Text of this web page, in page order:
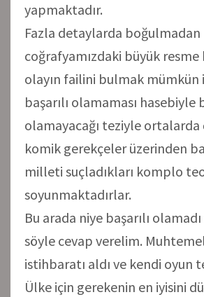
yapmaktadır.
Fazla detaylarda boğulmadan
coğrafyamızdaki büyük
olayın failini bulmak mümkün
başarılı olamaması hasebiyle
olamayacağı teziyle
komik gerekçeler üzerinden
milleti suçladıkları komplo
soyunmaktadırlar.
Bu arada niye başarılı
söyle cevap verelim.
istihbaratı aldı ve kendi oyun
Ülke için gerekenin en iyisini